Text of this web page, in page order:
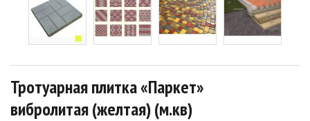
Тротуарная плитка «Паркет»
вибролитая (желтая) (м.кв)